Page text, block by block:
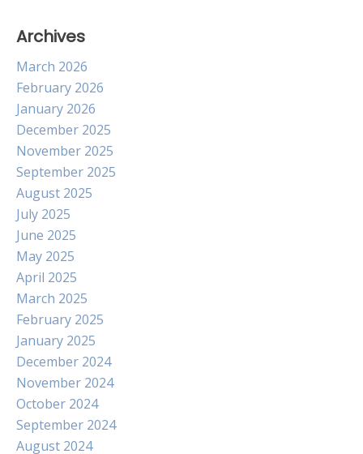
Archives
March 2026
February 2026
January 2026
December 2025
November 2025
September 2025
August 2025
July 2025
June 2025
May 2025
April 2025
March 2025
February 2025
January 2025
December 2024
November 2024
October 2024
September 2024
August 2024